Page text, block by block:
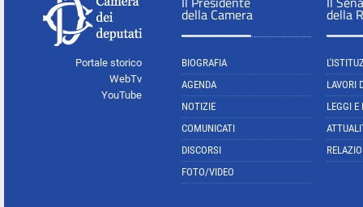
Portale storico
WebTv
YouTube
della Camera
BIOGRAFIA
AGENDA
NOTIZIE
COMUNICATI
DISCORSI
FOTO/VIDEO
della
LAVORI
LEGGI E